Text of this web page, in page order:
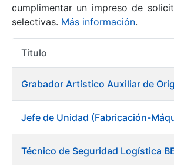
Mostrar/Ocultar
Mostrar/Ocultar
cumplimentar un impreso de
selectivas. Más información.
Título
Grabador Artístico Auxiliar de
Técnico de Seguridad Logística